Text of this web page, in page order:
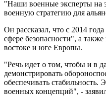
"Наши военные эксперты на
военную стратегию для
Он рассказал, что с 2014
сфере безопасности", а
востоке и юге Европы.
"Речь идет о том, чтобы и в
демонстрировать
обеспечивать стабильность.
военных концепций", -